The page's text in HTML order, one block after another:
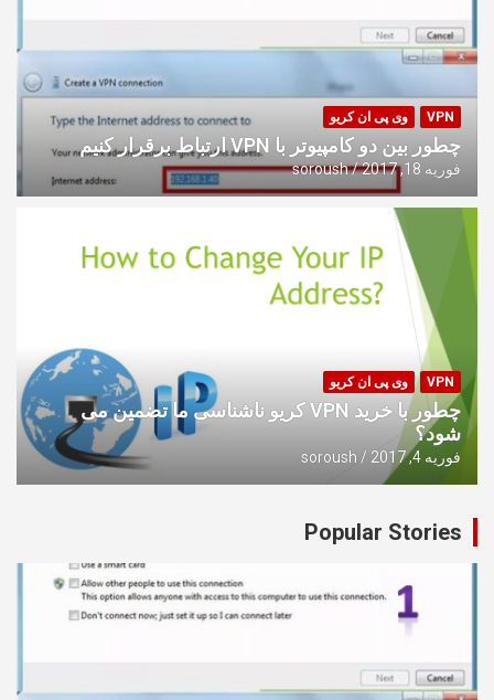
VPN وی پی ان کریو
چطور بین دو کامپیوتر با VPN ارتباط برقرار کنیم
فوریه 18, 2017 soroush
VPN وی پی ان کریو
چطور با خرید VPN کریو ناشناسی ما تضمین می
شود؟
فوریه 4, 2017 soroush
Popular Stories